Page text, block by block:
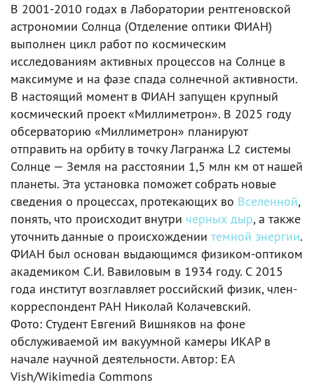
В 2001-2010 годах в Лаборатории рентгеновской
астрономии Солнца (Отделение оптики ФИАН)
выполнен цикл работ по космическим
исследованиям активных процессов на Солнце в
максимуме и на фазе спада солнечной активности.
В настоящий момент в ФИАН запущен крупный
космический проект «Миллиметрон». В 2025 году
обсерваторию «Миллиметрон» планируют
отправить на орбиту в точку Лагранжа L2 системы
Солнце — Земля на расстоянии 1,5 млн км от нашей
планеты. Эта установка поможет собрать новые
сведения о процессах, протекающих во Вселенной,
понять, что происходит внутри черных дыр, а также
уточнить данные о происхождении темной энергии.
ФИАН был основан выдающимся физиком-оптиком
академиком С.И. Вавиловым в 1934 году. С 2015
года институт возглавляет российский физик, член-
корреспондент РАН Николай Колачевский.
Фото: Студент Евгений Вишняков на фоне
обслуживаемой им вакуумной камеры ИКАР в
начале научной деятельности. Автор: EA
Vish/Wikimedia Commons